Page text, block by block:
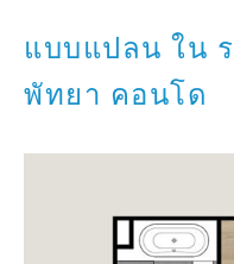
แบบแปลน ใน
พัทยา คอนโด